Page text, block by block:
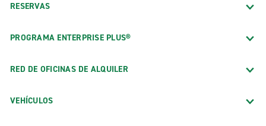
RESERVAS
PROGRAMA ENTERPRISE PLUS®
RED DE OFICINAS DE ALQUILER
VEHÍCULOS